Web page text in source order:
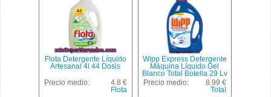
Flota Detergente Líquido
Artesanal 4l 44 Dosis
Precio medio:
4.8 €
Flota
Wipp Express Detergente
Máquina Líquido Gel
Blanco Total Botella 29 Lv
Precio medio:
8.99 €
Total